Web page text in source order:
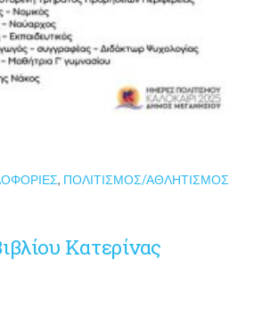
, ΠΟΛΙΤΙΣΜΌΣ/ΑΘΛΗΤΙΣΜΌΣ
Κατερίνας